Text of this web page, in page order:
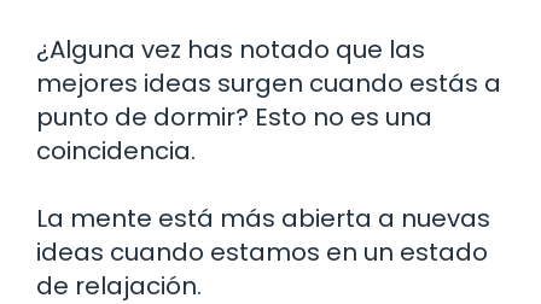
¿Alguna vez has notado que las
mejores ideas surgen cuando estás a
punto de dormir? Esto no es una
coincidencia.
La mente está más abierta a nuevas
ideas cuando estamos en un estado
de relajación.